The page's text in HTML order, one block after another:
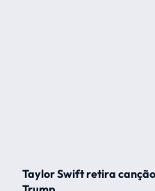
Taylor Swift retira